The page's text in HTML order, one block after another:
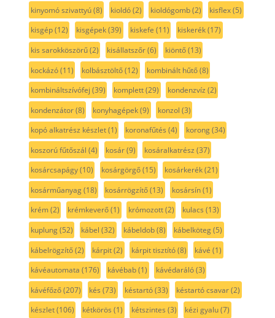
kinyomó szivattyú(8) kioldó(2) kioldógomb(2) kisflex(5)
kisgép(12) kisgépek(39) kiskefe (11) kiskerék(17)
kis sarokköszörű(2) kisállatszőr(6) kiöntő(13)
kockázó(11) kolbásztöltő(12) kombinált hűtő(8)
kombináltszívófej (39) komplett(29) kondenzvíz (2)
kondenzátor(8) konyhagépek(9) konzol (3)
kopó alkatrész készlet(1) koronafűtés (4) korong(34)
koszorú fűtőszál (4) kosár(9) kosáralkatrész (37)
kosárcsapágy(10) kosárgörgő(15) kosárkerék(21)
kosárműanyag(18) kosárrögzítő(13) kosársín(1)
krém(2) krémkeverő(1) krómozott(2) kulacs (13)
kuplung(52) kábel (32) kábeldob(8) kábelköteg(5)
kábelrögzítő(2) kárpit(2) kárpit tisztító(8) kávé (1)
kávéautomata (176) kávébab(1) kávédaráló(3)
kávéfőző(207) kés (73) késtartó(33) késtartó csavar(2)
készlet(106) kétkörös (1) kétszintes (3) kézi gyalu(7)